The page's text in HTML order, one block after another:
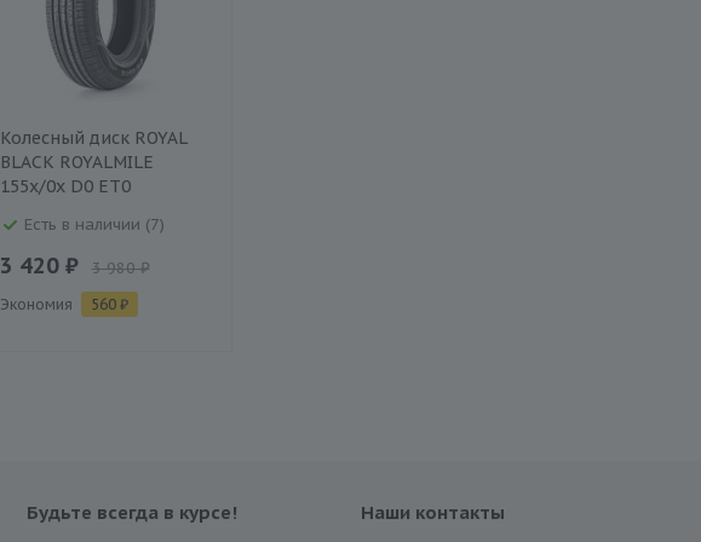
Колесный диск ROYAL
BLACK ROYALMILE
155x/0x D0 ET0
Есть в наличии (7)
3 420 ₽ 3 980 ₽
Экономия 560 ₽
Будьте всегда в курсе! Наши контакты